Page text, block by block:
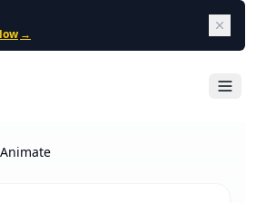
→
Open